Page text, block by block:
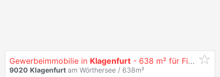
Gewerbeimmobilie in Klagenfurt - 638 m² für Fitness, Praxis, Schulung, Showroom und mehr
9020 Klagenfurt am Wörthersee / 638m²